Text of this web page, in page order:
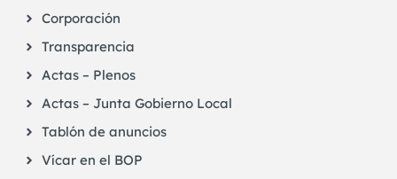
Corporación
Transparencia
Actas – Plenos
Actas – Junta Gobierno Local
Tablón de anuncios
Vícar en el BOP